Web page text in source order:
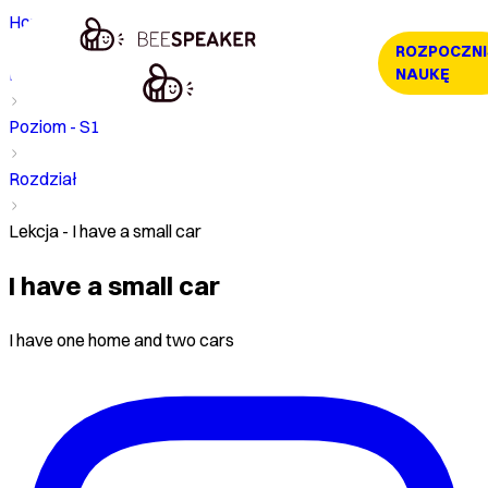
NAUKĘ
Home
Kurs
Poziom - S1
Rozdział
Lekcja - I have a small car
I have a small car
I have one home and two cars